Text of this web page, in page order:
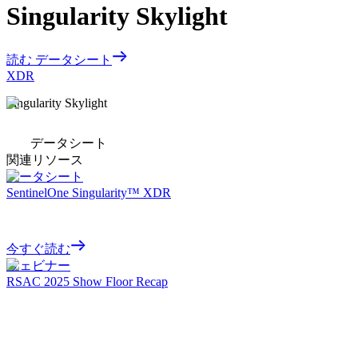
Singularity Skylight
読む データシート
XDR
Singularity Skylight
データシート
関連リソース
データシート
SentinelOne Singularity™ XDR
今すぐ読む
ウェビナー
RSAC 2025 Show Floor Recap